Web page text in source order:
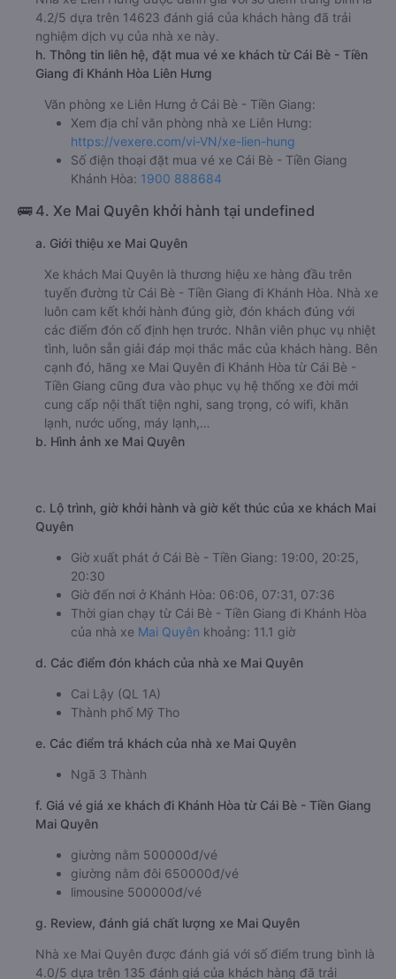
e. Các điểm trả khách của nhà xe Liên Hưng
Bưu điện Cam Lâm
Bưu điện Cam Ranh
f. Giá vé giá xe khách đi Khánh Hòa từ Cái Bè - Tiền Giang
Liên Hưng
giường nằm 400000đ/vé
4.2/5 dựa trên 14623 đánh giá của khách hàng đã trải
nghiệm dịch vụ của nhà xe này.
h. Thông tin liên hệ, đặt mua vé xe khách từ Cái Bè - Tiền
Giang đi Khánh Hòa Liên Hưng
Văn phòng xe Liên Hưng ở Cái Bè - Tiền Giang:
Xem địa chỉ văn phòng nhà xe Liên Hưng:
https://vexere.com/vi-VN/xe-lien-hung
Số điện thoại đặt mua vé xe Cái Bè - Tiền Giang
Khánh Hòa:1900 888684
a. Giới thiệu xe Mai Quyên
Xe khách Mai Quyên là thương hiệu xe hàng đầu trên
tuyến đường từ Cái Bè - Tiền Giang đi Khánh Hòa. Nhà xe
luôn cam kết khởi hành đúng giờ, đón khách đúng với
các điểm đón cố định hẹn trước. Nhân viên phục vụ nhiệt
tình, luôn sẵn giải đáp mọi thắc mắc của khách hàng. Bên
cạnh đó, hãng xe Mai Quyên đi Khánh Hòa từ Cái Bè -
Tiền Giang cũng đưa vào phục vụ hệ thống xe đời mới
cung cấp nội thất tiện nghi, sang trọng, có wifi, khăn
b. Hình ảnh xe Mai Quyên
Quyên
Giờ xuất phát ở Cái Bè - Tiền Giang: 19:00, 20:25,
20:30
Giờ đến nơi ở Khánh Hòa: 06:06, 07:31, 07:36
Thời gian chạy từ Cái Bè - Tiền Giang đi Khánh Hòa
của nhà xeMai Quyênkhoảng: 11.1 giờ
d. Các điểm đón khách của nhà xe Mai Quyên
Cai Lậy (QL 1A)
Thành phố Mỹ Tho